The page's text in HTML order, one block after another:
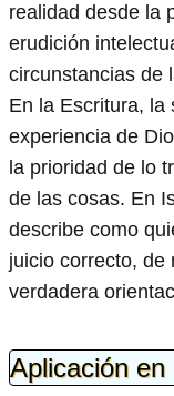
realidad desde la
erudición
circunstancias de
En la Escritura, la
experiencia de
la prioridad de lo
de las cosas. En
describe como
juicio correcto, de
verdadera
Aplicación